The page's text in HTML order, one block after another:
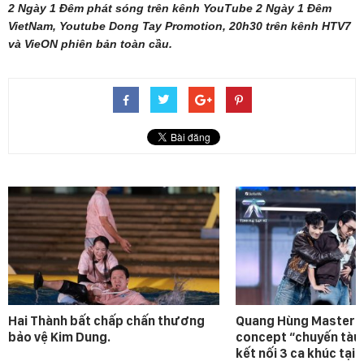
2 Ngày 1 Đêm phát sóng trên kênh YouTube 2 Ngày 1 Đêm
VietNam, Youtube Dong Tay Promotion, 20h30 trên kênh HTV7
và VieON phiên bản toàn cầu.
Hai Thành bất chấp chấn thương
bảo vệ Kim Dung.
Quang Hùng
concept “chuyến tàu
kết nối 3 ca khúc tại